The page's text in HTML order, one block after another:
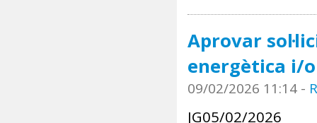
Aprovar
energètica i/
09/02/2026 11:14 -
JG05/02/2026